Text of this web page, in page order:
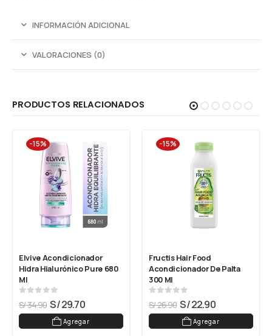
INFORMACIÓN ADICIONAL
VALORACIONES (0)
PRODUCTOS RELACIONADOS
-15%
Elvive Acondicionador
Hidra Hialurónico Pure 680
Ml
out of 5
S/34.90 S/29.70
Agregar
-15%
Fructis Hair Food
Acondicionador De Palta
300 Ml
out of 5
S/26.90 S/22.90
Agregar